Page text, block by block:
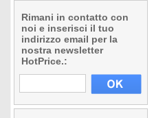
Rimani in contatto con
noi e inserisci il tuo
indirizzo email per la
nostra newsletter
HotPrice.: